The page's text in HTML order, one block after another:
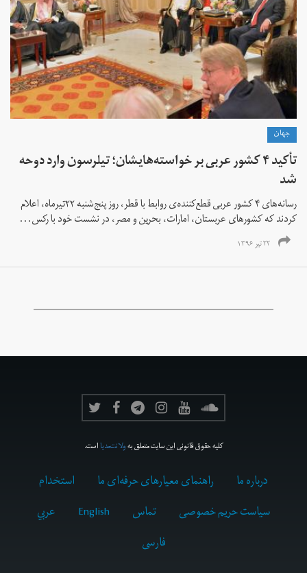
جهان
تأکید ۴ کشور عربی بر خواسته‌هایشان؛ تیلرسون وارد دوحه
شد
رسانه‌های ۴ کشور عربی قطع‌کننده‌ی روابط با قطر، روز پنج‌شنبه ۲۲تیرماه، اعلام
کردند که کشورهای عربستان، امارات، بحرین و مصر، در نشست خود با رکس...
۲۲ تیر ۱۳۹۶
کلیه حقوق قانونی این سایت متعلق بهولانت‌مدیااست.
درباره ما راهنمای معیارهای حرفه‌ای ما
استخدام
سیاست حریم خصوصی
تماس English
عربي
فارسى